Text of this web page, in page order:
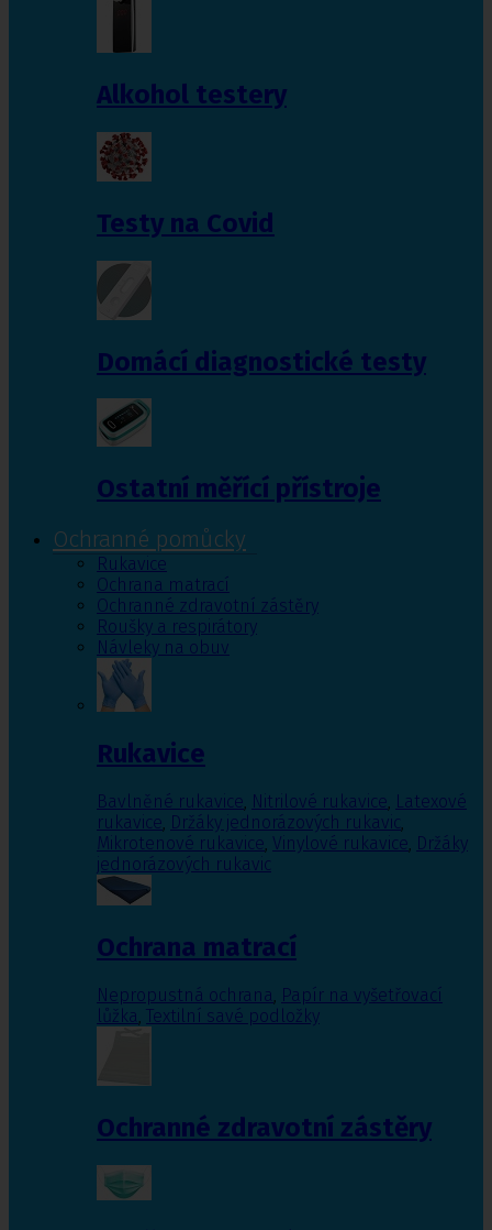
Alkohol testery
Testy na Covid
Domácí diagnostické testy
Ostatní měřící přístroje
Ochranné pomůcky
Rukavice
Ochrana matrací
Ochranné zdravotní zástěry
Roušky a respirátory
Návleky na obuv
Rukavice
Bavlněné rukavice, Nitrilové rukavice, Latexové
rukavice, Držáky jednorázových rukavic,
Mikrotenové rukavice, Vinylové rukavice, Držáky
jednorázových rukavic
Ochrana matrací
Nepropustná ochrana, Papír na vyšetřovací
lůžka, Textilní savé podložky
Ochranné zdravotní zástěry